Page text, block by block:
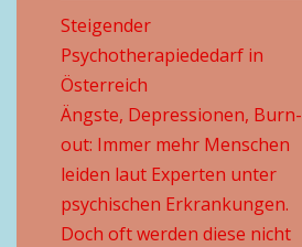
Steigender
Psychotherapiededarf in
Österreich
Ängste, Depressionen, Burn-
out: Immer mehr Menschen
leiden laut Experten unter
psychischen Erkrankungen.
Doch oft werden diese nicht